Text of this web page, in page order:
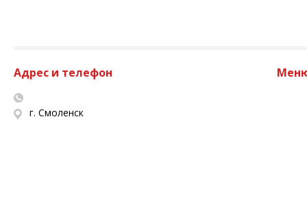
Адрес и телефон
г. Смоленск